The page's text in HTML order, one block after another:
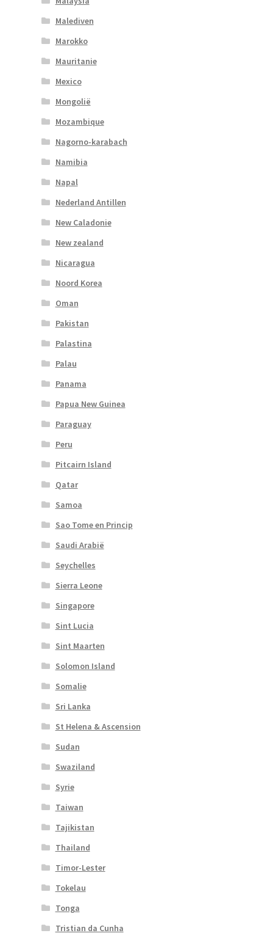
Malediven
Marokko
Mauritanie
Mexico
Mongolië
Mozambique
Nagorno-karabach
Namibia
Napal
Nederland Antillen
New Caladonie
New zealand
Nicaragua
Noord Korea
Oman
Pakistan
Palastina
Palau
Panama
Papua New Guinea
Paraguay
Peru
Pitcairn Island
Qatar
Samoa
Sao Tome en Princip
Saudi Arabië
Seychelles
Sierra Leone
Singapore
Sint Lucia
Sint Maarten
Solomon Island
Somalie
Sri Lanka
St Helena & Ascension
Sudan
Swaziland
Syrie
Taiwan
Tajikistan
Thailand
Timor-Lester
Tokelau
Tonga
Tristian da Cunha